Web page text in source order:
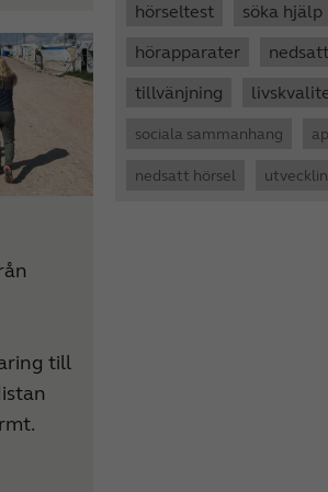
till
hörseltest
söka hjälp
hörapparater
tillvänjning
sociala sammanhang
nedsatt hörsel